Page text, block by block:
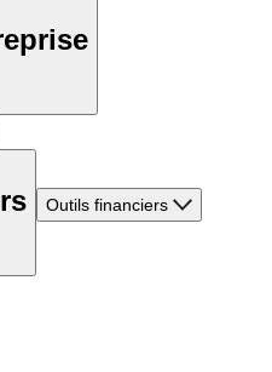
Outils financiers